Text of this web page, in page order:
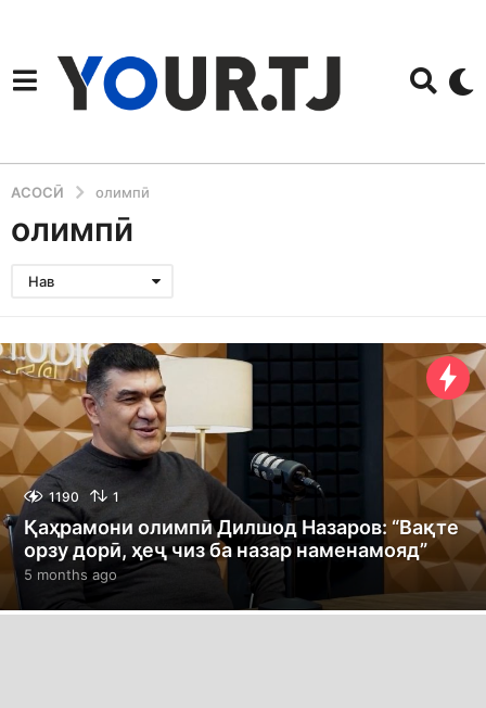
АСОСӢ олимпӣ
олимпӣ
Нав
1190 1
Қаҳрамони олимпӣ Дилшод Назаров: “Вақте
орзу дорӣ, ҳеҷ чиз ба назар наменамояд”
5 months ago 5
o